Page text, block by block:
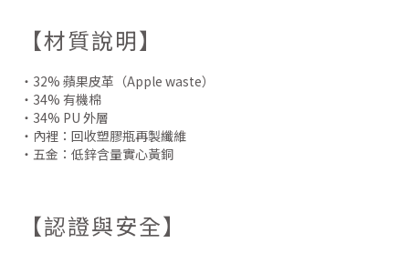
【材質說明】
・32% 蘋果皮革（Apple waste）
・34% 有機棉
・34% PU 外層
・內裡：回收塑膠瓶再製纖維
・五金：低鋅含量實心黃銅
【認證與安全】